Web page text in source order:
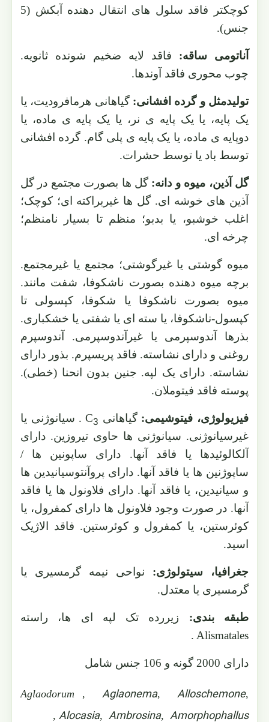
کوچکتر فاقد سلول های انتقال دهنده آبکش (5
جنس).
آناتومی ساقه: فاقد لایه ضخیم شونده ثانویه.
چوب محوری فاقد آوندها.
تولیدمثل و گرده افشانی:گیاهانی هرمافرودیت، یا
یک پایه، یا یک پایه ی نر، یا یک پایه ی ماده، یا
دوپایه ی ماده، یا یک پایه ی پلی گام. گرده افشانی
توسط باد یا توسط حشرات.
گل آذین، میوه و دانه: گل ها بصورت مجتمع در گل
آذین های خوشه ای. گل ها غیربراکته ای؛ کوچک؛
اغلب خوشبو، یا بدبو؛ منظم تا بسیار نامنظم؛
چرخه ای.
میوه گوشتی یا غیرگوشتی؛ مجتمع یا غیرمجتمع.
برچه میوه دهنده بصورت ناشکوفا، شفت مانند.
میوه بصورت ناشکوفا یا شکوفا، کپسولی تا
کپسول-ناشکوفا، یا سته ای یا شفتی یا خشکباری.
بذرها آندوسپرمی یا غیرآندوسپرمی. آندوسپرم
روغنی و دارای نشاسته. فاقد پریسپرم. بذور دارای
نشاسته. دارای یک لپه. جنین بدون انحنا (خطی).
پوسته فاقد فیتوملان.
فیزیولوژی، فیتوشیمی:گیاهانی C3
. سیانوژنی یا
غیرسیانوژنی. سیانوژنی ها حاوی تیروزین. دارای
آلکالوئیدها یا فاقد آنها. دارای ساپونین ها /
ساپوژنین ها یا فاقد آنها. دارای پروآنتوسیانیدین ها
و سیانیدین، یا فاقد آنها. دارای فلاونول ها یا فاقد
آنها. در صورت وجود فلاونول ها دارای کمفرول، یا
کوئرستین، یا کمفرول و کوئرستین. فاقد الاژیک
اسید.
جغرافیا، سیتولوژی: نواحی نیمه گرمسیری یا
گرمسیری یا معتدل.
طبقه بندی: زیررده تک لپه ای ها، راسته
Alismatales
.
دارای 2000 گونه و 106 جنس شامل
Aglaodorum ,Aglaonema,Alloschemone,
Alocasia,Ambrosina,Amorphophallus
,